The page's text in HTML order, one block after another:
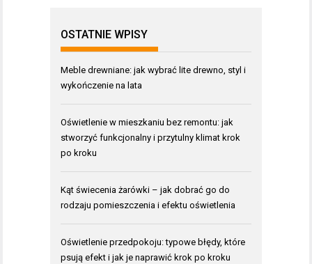
OSTATNIE WPISY
Meble drewniane: jak wybrać lite drewno, styl i
wykończenie na lata
Oświetlenie w mieszkaniu bez remontu: jak
stworzyć funkcjonalny i przytulny klimat krok
po kroku
Kąt świecenia żarówki – jak dobrać go do
rodzaju pomieszczenia i efektu oświetlenia
Oświetlenie przedpokoju: typowe błędy, które
psują efekt i jak je naprawić krok po kroku